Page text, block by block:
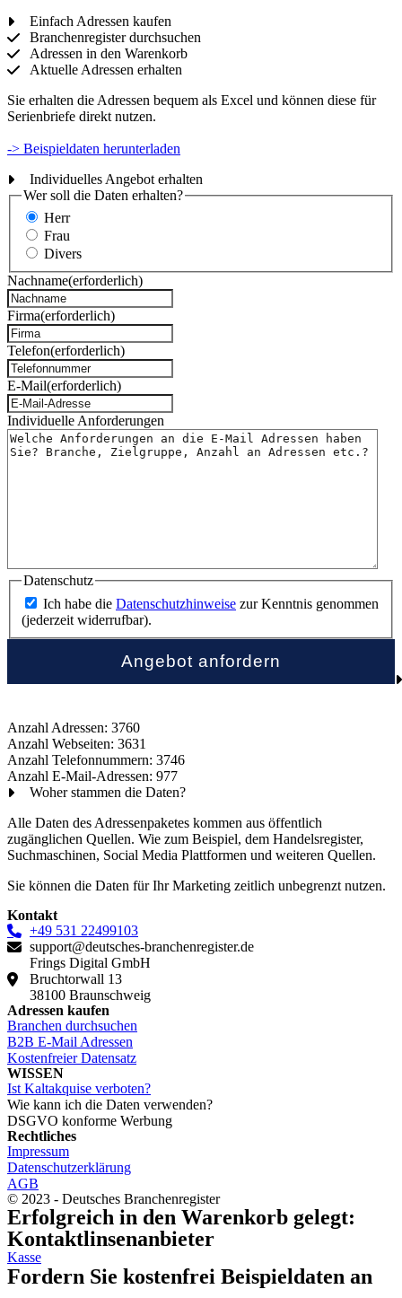
Einfach Adressen kaufen
Branchenregister durchsuchen
Adressen in den Warenkorb
Aktuelle Adressen erhalten
Sie erhalten die Adressen bequem als Excel und können diese für
Serienbriefe direkt nutzen.
-> Beispieldaten herunterladen
Individuelles Angebot erhalten
Wer soll die Daten erhalten?
Herr
Frau
Divers
Nachname(erforderlich)
Firma(erforderlich)
Telefon(erforderlich)
E-Mail(erforderlich)
Individuelle Anforderungen
Datenschutz
Ich habe die Datenschutzhinweise zur Kenntnis genommen
(jederzeit widerrufbar).
Anzahl Adressen: 3760
Anzahl Webseiten: 3631
Anzahl Telefonnummern: 3746
Anzahl E-Mail-Adressen: 977
Woher stammen die Daten?
Alle Daten des Adressenpaketes kommen aus öffentlich
zugänglichen Quellen. Wie zum Beispiel, dem Handelsregister,
Suchmaschinen, Social Media Plattformen und weiteren Quellen.
Sie können die Daten für Ihr Marketing zeitlich unbegrenzt nutzen.
Kontakt
+49 531 22499103
support@deutsches-branchenregister.de
Frings Digital GmbH
Bruchtorwall 13
38100 Braunschweig
Adressen kaufen
Branchen durchsuchen
B2B E-Mail Adressen
Kostenfreier Datensatz
WISSEN
Ist Kaltakquise verboten?
Wie kann ich die Daten verwenden?
DSGVO konforme Werbung
Rechtliches
Impressum
Datenschutzerklärung
AGB
© 2023 - Deutsches Branchenregister
Erfolgreich in den Warenkorb gelegt:
Kontaktlinsenanbieter
Kasse
Fordern Sie kostenfrei Beispieldaten an